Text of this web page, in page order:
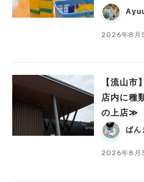
児童館」
2026年8月
【流山市
店内に種
の上店≫
ぱん
2026年8月